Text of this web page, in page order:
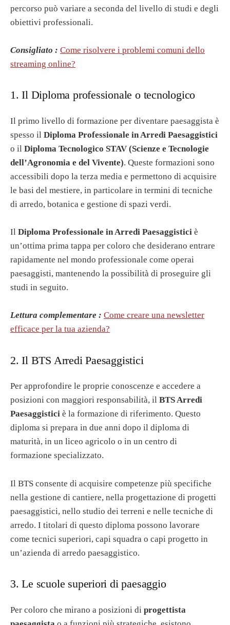
percorso può variare a seconda del livello di studi e degli
obiettivi professionali.
Consigliato : Come risolvere i problemi comuni dello
streaming online?
1. Il Diploma professionale o tecnologico
Il primo livello di formazione per diventare paesaggista è
spesso il Diploma Professionale in Arredi Paesaggistici
o il Diploma Tecnologico STAV (Scienze e Tecnologie
dell’Agronomia e del Vivente). Queste formazioni sono
accessibili dopo la terza media e permettono di acquisire
le basi del mestiere, in particolare in termini di tecniche
di arredo, botanica e gestione di spazi verdi.
Il Diploma Professionale in Arredi Paesaggistici è
un’ottima prima tappa per coloro che desiderano entrare
rapidamente nel mondo professionale come operai
paesaggisti, mantenendo la possibilità di proseguire gli
studi in seguito.
Lettura complementare : Come creare una newsletter
efficace per la tua azienda?
2. Il BTS Arredi Paesaggistici
Per approfondire le proprie conoscenze e accedere a
posizioni con maggiori responsabilità, il BTS Arredi
Paesaggistici è la formazione di riferimento. Questo
diploma si prepara in due anni dopo il diploma di
maturità, in un liceo agricolo o in un centro di
formazione specializzato.
Il BTS consente di acquisire competenze più specifiche
nella gestione di cantiere, nella progettazione di progetti
paesaggistici, nello studio dei terreni e nelle tecniche di
arredo. I titolari di questo diploma possono lavorare
come tecnici superiori, capi squadra o capi progetto in
un’azienda di arredo paesaggistico.
3. Le scuole superiori di paesaggio
Per coloro che mirano a posizioni di progettista